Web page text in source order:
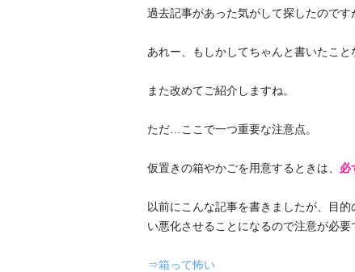
過去記事があった気がして探したのです
あれー、もしかしてちゃんと書いたこと
また改めてご紹介しますね。
ただ…ここで一つ重要な注意点。
仮置きの箱やかごを用意するときは、 必
以前にこんな記事を書きましたが、目
い悪化させることになるので注意が必要
⇒箱って怖い